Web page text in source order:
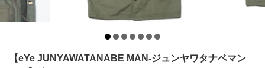
【eYe JUNYAWATANABE MAN-ジュンヤワタナベマン